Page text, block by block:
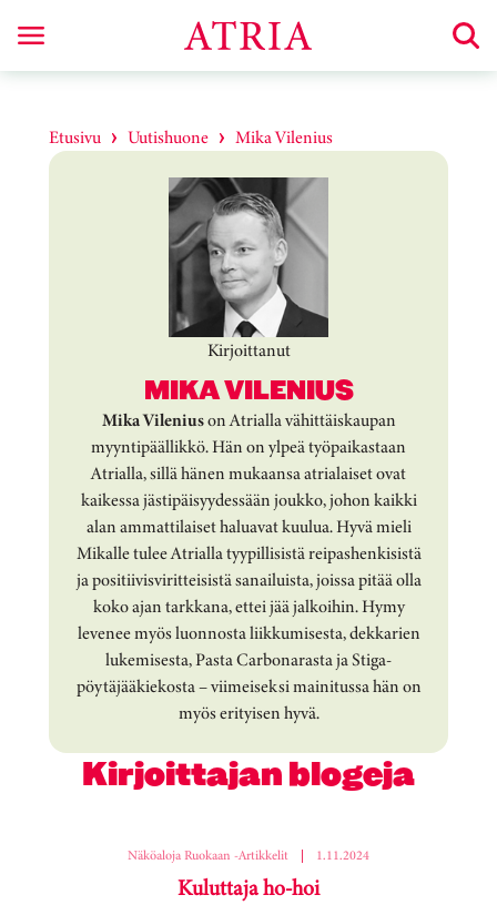
Etusivu Uutishuone Mika Vilenius
Kirjoittanut
MIKA VILENIUS
Mika Vileniuson Atrialla vähittäiskaupan
myyntipäällikkö. Hän on ylpeä työpaikastaan
Atrialla, sillä hänen mukaansa atrialaiset ovat
kaikessa jästipäisyydessään joukko, johon kaikki
alan ammattilaiset haluavat kuulua. Hyvä mieli
Mikalle tulee Atrialla tyypillisistä reipashenkisistä
ja positiivisviritteisistä sanailuista, joissa pitää olla
koko ajan tarkkana, ettei jää jalkoihin. Hymy
levenee myös luonnosta liikkumisesta, dekkarien
lukemisesta, Pasta Carbonarasta ja Stiga-
pöytäjääkiekosta – viimeiseksi mainitussa hän on
myös erityisen hyvä.
Kirjoittajan blogeja
Näköaloja Ruokaan -artikkelit | 1.11.2024
Kuluttaja ho-hoi